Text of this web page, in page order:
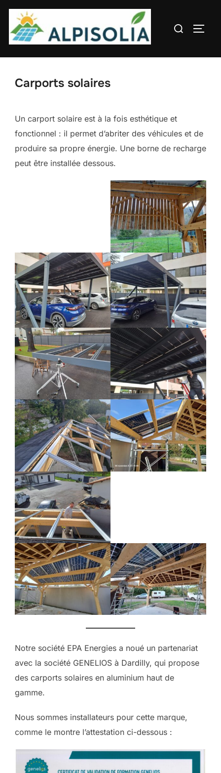
Aller
contenu
Rechercher :
Carports solaires
Un carport solaire est à la fois esthétique et
fonctionnel : il permet d’abriter des véhicules et de
produire sa propre énergie. Une borne de recharge
peut être installée dessous.
Notre société EPA Energies a noué un partenariat
avec la société GENELIOS à Dardilly, qui propose
des carports solaires en aluminium haut de
gamme.
Nous sommes installateurs pour cette marque,
comme le montre l’attestation ci-dessous :